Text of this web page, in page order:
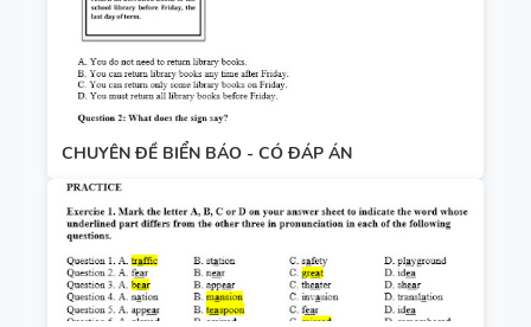
CHUYÊN ĐỀ BIỂN BÁO - CÓ ĐÁP ÁN